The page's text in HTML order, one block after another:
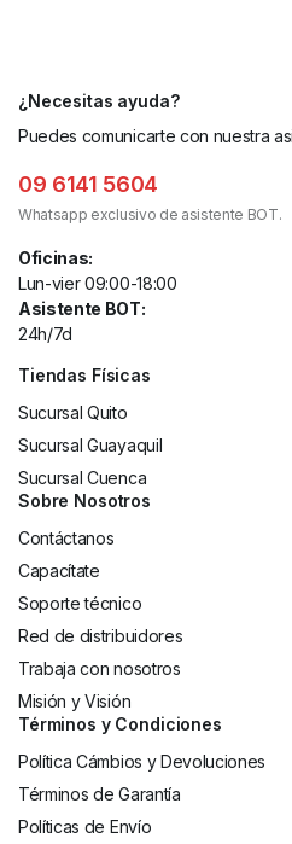
¿Necesitas ayuda?
Puedes comunicarte con nuestra
09 6141 5604
Whatsapp exclusivo de asistente BOT.
Oficinas:
Lun-vier 09:00-18:00
Asistente BOT:
24h/7d
Tiendas Físicas
Sucursal Quito
Sucursal Guayaquil
Sucursal Cuenca
Sobre Nosotros
Contáctanos
Capacítate
Soporte técnico
Red de distribuidores
Trabaja con nosotros
Misión y Visión
Términos y Condiciones
Política Cámbios y Devoluciones
Términos de Garantía
Políticas de Envío